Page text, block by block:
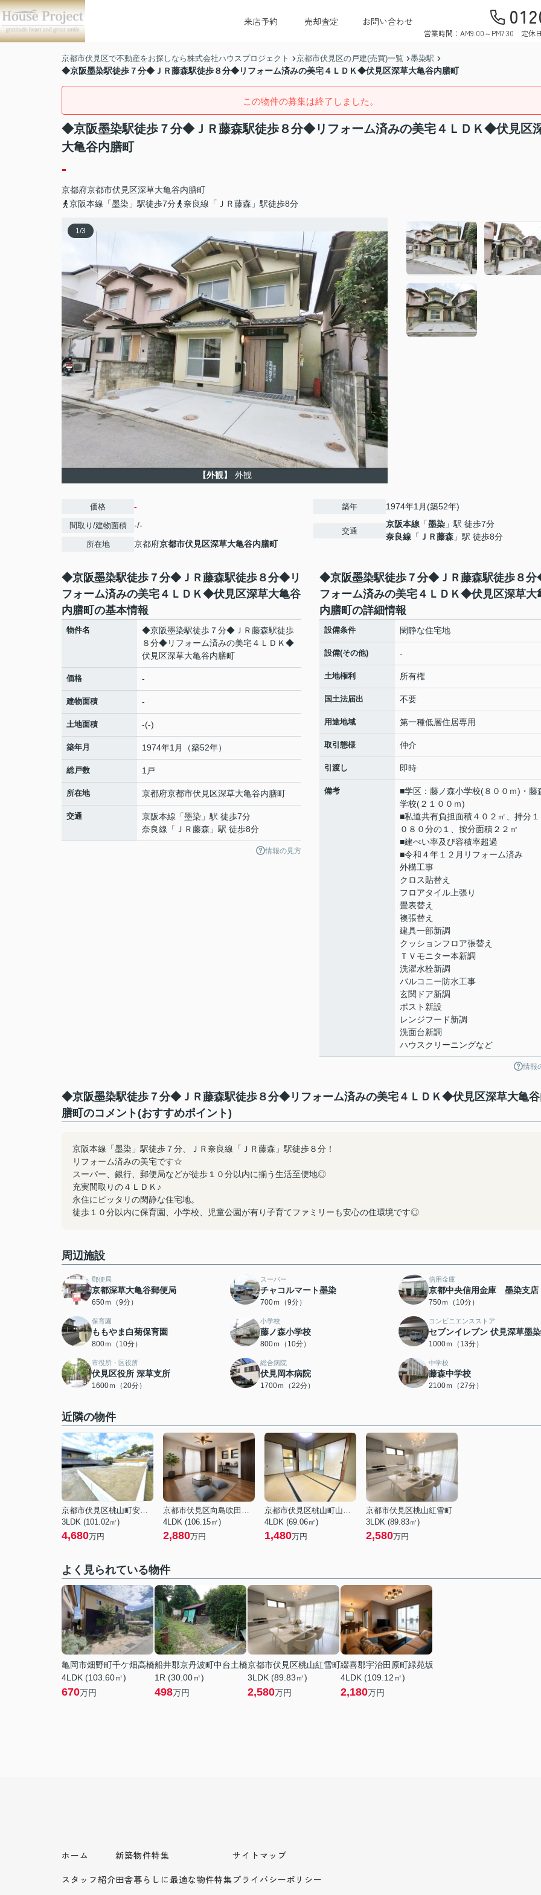
来店予約 売却査定 お問い合わせ
営業時間：AM9:00～PM7:30 定休
京都市伏見区で不動産をお探しなら株式会社ハウスプロジェクト 京都市伏見区の戸建(売買)一覧 墨染駅
◆京阪墨染駅徒歩７分◆ＪＲ藤森駅徒歩８分◆リフォーム済みの美宅４ＬＤＫ◆伏見区深草大亀谷内膳町
この物件の募集は終了しました。
◆京阪墨染駅徒歩７分◆ＪＲ藤森駅徒歩８分◆リフォーム済みの美宅４ＬＤＫ◆伏見区
大亀谷内膳町
-
京都府京都市伏見区深草大亀谷内膳町
京阪本線「墨染」駅徒歩7分
奈良線「ＪＲ藤森」駅徒歩8分
1/3
【外観】 外観
価格 -
間取り/建物面積 -/-
所在地 京都府京都市伏見区深草大亀谷内膳町
築年 1974年1月(築52年)
交通
京阪本線 「墨染 」駅 徒歩7分
奈良線 「 ＪＲ藤森 」駅 徒歩8分
◆京阪墨染駅徒歩７分◆ＪＲ藤森駅徒歩８分◆リ
フォーム済みの美宅４ＬＤＫ◆伏見区深草大亀谷
内膳町の基本情報
物件名
◆京阪墨染駅徒歩７分◆ＪＲ藤森駅徒歩
８分◆リフォーム済みの美宅４ＬＤＫ◆
伏見区深草大亀谷内膳町
価格 -
建物面積 -
土地面積 -(-)
築年月 1974年1月（築52年）
総戸数 1戸
所在地 京都府京都市伏見区深草大亀谷内膳町
交通 京阪本線 「墨染 」駅 徒歩7分
奈良線 「 ＪＲ藤森 」駅 徒歩8分
情報の見方
◆京阪墨染駅徒歩７分◆ＪＲ藤森駅徒歩８分
フォーム済みの美宅４ＬＤＫ◆伏見区深草大
内膳町の詳細情報
設備条件 閑静な住宅地
設備(その他) -
土地権利 所有権
国土法届出 不要
用途地域 第一種低層住居専用
取引態様 仲介
引渡し 即時
備考
■学区：藤ノ森小学校(８００ｍ)・藤
学校(２１００ｍ)
■私道共有負担面積４０２㎡、持分１
０８０分の１、按分面積２２㎡
■建ぺい率及び容積率超過
■令和４年１２月リフォーム済み
外構工事
クロス貼替え
フロアタイル上張り
畳表替え
襖張替え
建具一部新調
クッションフロア張替え
ＴＶモニター本新調
洗濯水栓新調
バルコニー防水工事
玄関ドア新調
ポスト新設
レンジフード新調
洗面台新調
ハウスクリーニングなど
情報
◆京阪墨染駅徒歩７分◆ＪＲ藤森駅徒歩８分◆リフォーム済みの美宅４ＬＤＫ◆伏見区深草大亀谷
膳町のコメント(おすすめポイント)
京阪本線「墨染」駅徒歩７分、ＪＲ奈良線「ＪＲ藤森」駅徒歩８分！
リフォーム済みの美宅です☆
スーパー、銀行、郵便局などが徒歩１０分以内に揃う生活至便地◎
充実間取りの４ＬＤＫ♪
永住にピッタリの閑静な住宅地。
徒歩１０分以内に保育園、小学校、児童公園が有り子育てファミリーも安心の住環境です◎
周辺施設
郵便局
京都深草大亀谷郵便局
650ｍ（9分）
スーパー
チャコルマート墨染
700ｍ（9分）
信用金庫
京都中央信用金庫 墨染支店
750ｍ（10分）
保育園
ももやま白菊保育園
800ｍ（10分）
小学校
藤ノ森小学校
800ｍ（10分）
コンビニエンスストア
セブンイレブン 伏見深草墨
1000ｍ（13分）
市役所・区役所
伏見区役所 深草支所
1600ｍ（20分）
総合病院
伏見岡本病院
1700ｍ（22分）
中学校
藤森中学校
2100ｍ（27分）
近隣の物件
京都市伏見区桃山町安芸山
3LDK (101.02㎡)
4,680万円
京都市伏見区向島吹田河原町
4LDK (106.15㎡)
2,880万円
京都市伏見区桃山町山ノ下
4LDK (69.06㎡)
1,480万円
京都市伏見区桃山紅雪町
3LDK (89.83㎡)
2,580万円
よく見られている物件
亀岡市畑野町千ケ畑高橋
4LDK (103.60㎡)
670万円
船井郡京丹波町中台土橋
1R (30.00㎡)
498万円
京都市伏見区桃山紅雪町
3LDK (89.83㎡)
2,580万円
綴喜郡宇治田原町緑苑坂
4LDK (109.12㎡)
2,180万円
ホーム
スタッフ紹介
新築物件特集
田舎暮らしに最適な物件特集
サイトマップ
プライバシーポリシー